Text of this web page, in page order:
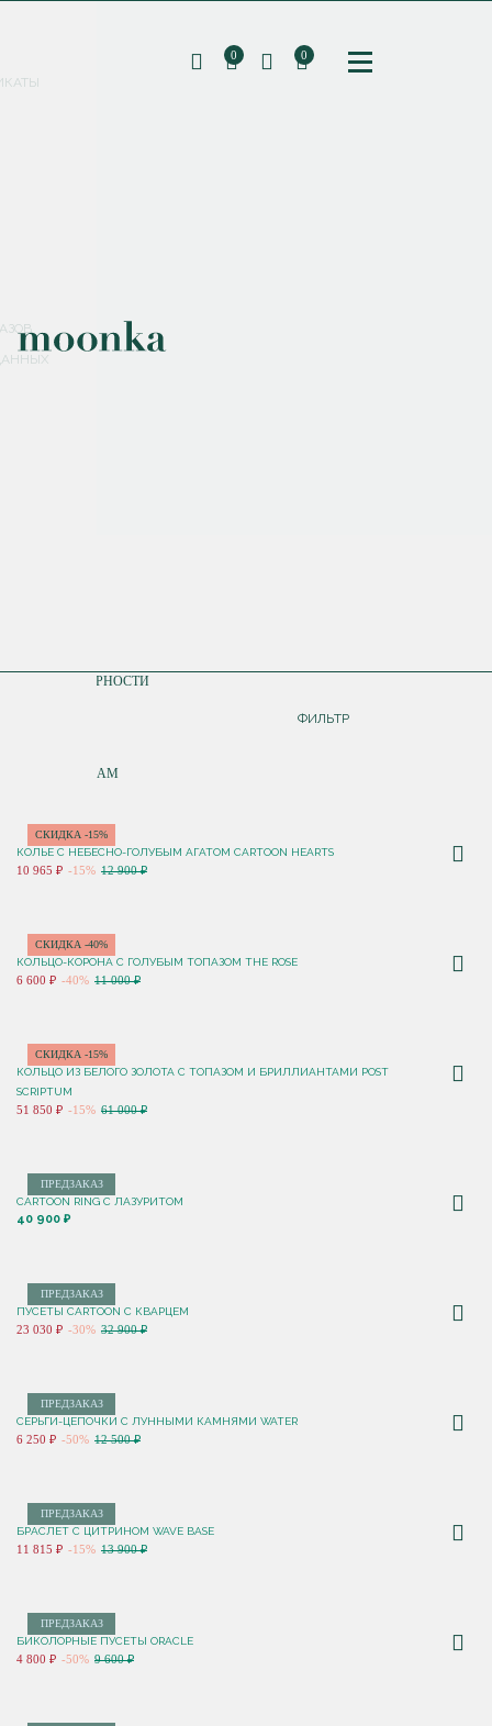
Соглашаюсь с
0 0
ПО ПОПУЛЯРНОСТИ
ПО НОВИНКАМ
ФИЛЬТР
СКИДКА -15%
КОЛЬЕ C НЕБЕСНО-ГОЛУБЫМ АГАТОМ CARTOON HEARTS
10 965 ₽ -15% 12 900 ₽
СКИДКА -40%
КОЛЬЦО-КОРОНА С ГОЛУБЫМ ТОПАЗОМ THE ROSE
6 600 ₽ -40% 11 000 ₽
СКИДКА -15%
КОЛЬЦО ИЗ БЕЛОГО ЗОЛОТА С ТОПАЗОМ И БРИЛЛИАНТАМИ POST
SCRIPTUM
51 850 ₽ -15% 61 000 ₽
ПРЕДЗАКАЗ
CARTOON RING С ЛАЗУРИТОМ
40 900 ₽
ПРЕДЗАКАЗ
ПУСЕТЫ CARTOON С КВАРЦЕМ
23 030 ₽ -30% 32 900 ₽
ПРЕДЗАКАЗ
СЕРЬГИ-ЦЕПОЧКИ С ЛУННЫМИ КАМНЯМИ WATER
6 250 ₽ -50% 12 500 ₽
ПРЕДЗАКАЗ
БРАСЛЕТ С ЦИТРИНОМ WAVE BASE
11 815 ₽ -15% 13 900 ₽
ПРЕДЗАКАЗ
БИКОЛОРНЫЕ ПУСЕТЫ ORACLE
4 800 ₽ -50% 9 600 ₽